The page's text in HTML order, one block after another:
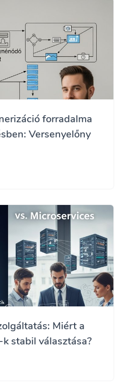
forradalma
Versenyelőny
Miért a
stabil választása?